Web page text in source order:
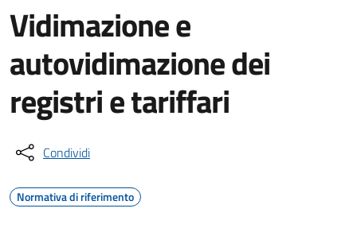
Vidimazione e
autovidimazione dei
registri e tariffari
Condividi
Normativa di riferimento